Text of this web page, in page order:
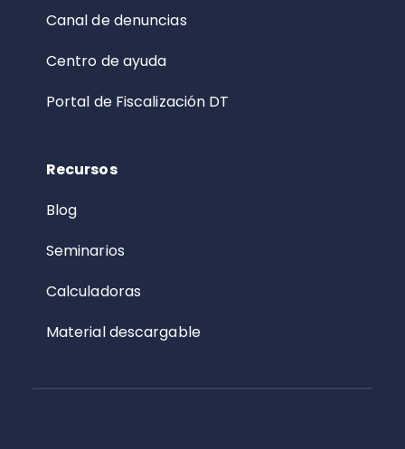
Canal de denuncias
Centro de ayuda
Portal de Fiscalización DT
Recursos
Blog
Seminarios
Calculadoras
Material descargable